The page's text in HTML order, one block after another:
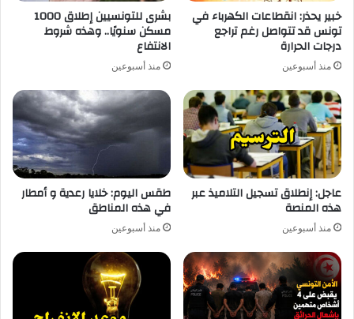
خبير يحذر: انقطاعات الكهرباء في
تونس قد تتواصل رغم تراجع
درجات الحرارة
منذ أسبوعين
بشرى للتونسيين إطلاق 1000
مسكن سنويًا.. وهذه شروط
الانتفاع
منذ أسبوعين
عاجل: إنطلاق تسجيل التلاميذ عبر
هذه المنصة
منذ أسبوعين
طقس اليوم: خلايا رعدية و أمطار
في هذه المناطق
منذ أسبوعين